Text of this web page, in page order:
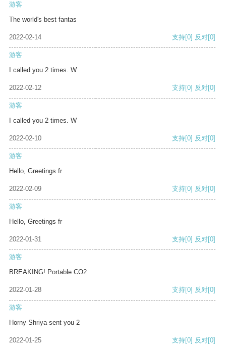
游客
The world's best fantas
2022-02-14 支持[0] 反对[0]
游客
I called you 2 times. W
2022-02-12 支持[0] 反对[0]
游客
I called you 2 times. W
2022-02-10 支持[0] 反对[0]
游客
Hello, Greetings fr
2022-02-09 支持[0] 反对[0]
游客
Hello, Greetings fr
2022-01-31 支持[0] 反对[0]
游客
BREAKING! Portable CO2
2022-01-28 支持[0] 反对[0]
游客
Horny Shriya sent you 2
2022-01-25 支持[0] 反对[0]